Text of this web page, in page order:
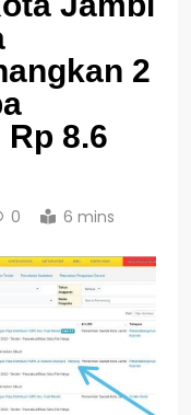
2
8.6
0 6 mins